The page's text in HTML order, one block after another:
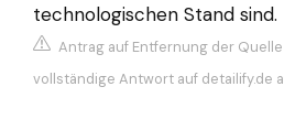
technologischen Stand sind.
Antrag auf Entfernung der Quelle
vollständige Antwort auf detailify.de